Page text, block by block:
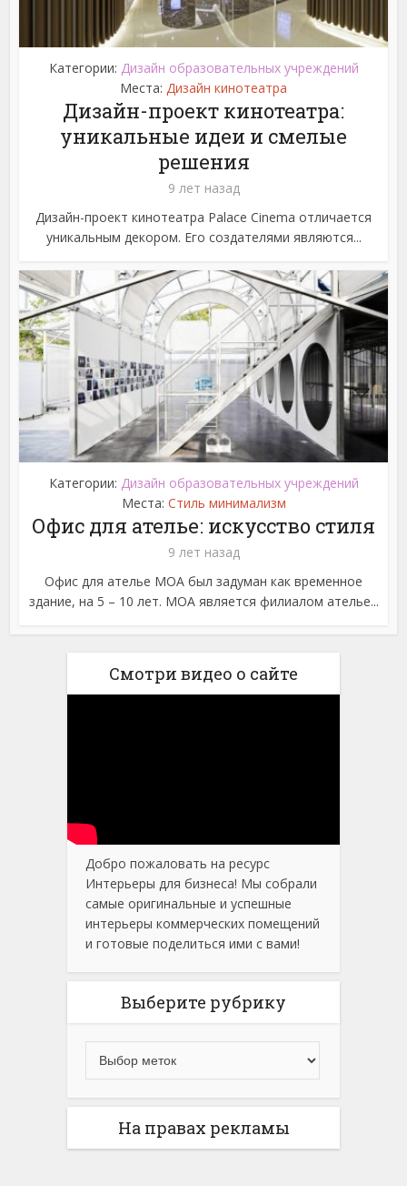
Категории: Дизайн образовательных учреждений
Места: Дизайн кинотеатра
Дизайн-проект кинотеатра:
уникальные идеи и смелые
решения
9 лет назад
Дизайн-проект кинотеатра Palace Cinema отличается
уникальным декором. Его создателями являются...
Категории: Дизайн образовательных учреждений
Места: Стиль минимализм
Офис для ателье: искусство стиля
9 лет назад
Офис для ателье МОА был задуман как временное
здание, на 5 – 10 лет. МОА является филиалом ателье...
Смотри видео о сайте
Добро пожаловать на ресурс
Интерьеры для бизнеса! Мы собрали
самые оригинальные и успешные
интерьеры коммерческих помещений
и готовые поделиться ими с вами!
Выберите рубрику
На правах рекламы